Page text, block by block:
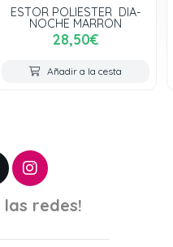
ESTOR POLIESTER DIA-
NOCHE MARRON
28,50€
Añadir a la cesta
las redes!